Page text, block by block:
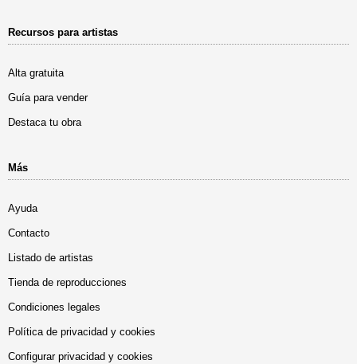
Recursos para artistas
Alta gratuita
Guía para vender
Destaca tu obra
Más
Ayuda
Contacto
Listado de artistas
Tienda de reproducciones
Condiciones legales
Política de privacidad y cookies
Configurar privacidad y cookies